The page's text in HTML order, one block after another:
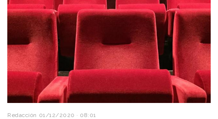
Redacción 01/12/2020 · 08:01